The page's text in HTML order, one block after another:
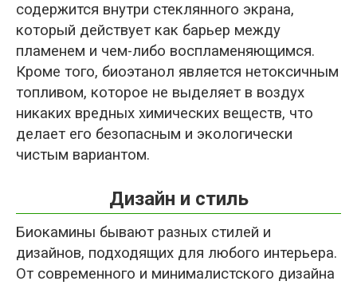
содержится внутри стеклянного экрана,
который действует как барьер между
пламенем и чем-либо воспламеняющимся.
Кроме того, биоэтанол является нетоксичным
топливом, которое не выделяет в воздух
никаких вредных химических веществ, что
делает его безопасным и экологически
чистым вариантом.
Дизайн и стиль
Биокамины бывают разных стилей и
дизайнов, подходящих для любого интерьера.
От современного и минималистского дизайна